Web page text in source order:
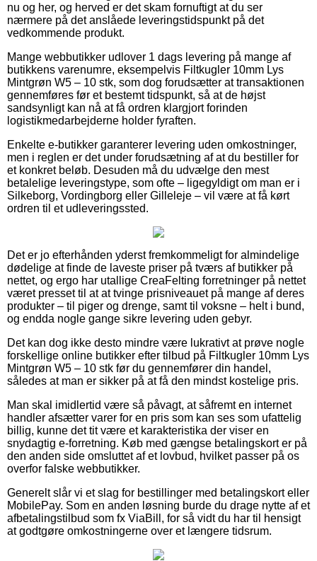
nu og her, og herved er det skam fornuftigt at du ser
nærmere på det anslåede leveringstidspunkt på det
vedkommende produkt.
Mange webbutikker udlover 1 dags levering på mange af
butikkens varenumre, eksempelvis Filtkugler 10mm Lys
Mintgrøn W5 – 10 stk, som dog forudsætter at transaktionen
gennemføres før et bestemt tidspunkt, så at de højst
sandsynligt kan nå at få ordren klargjort forinden
logistikmedarbejderne holder fyraften.
Enkelte e-butikker garanterer levering uden omkostninger,
men i reglen er det under forudsætning af at du bestiller for
et konkret beløb. Desuden må du udvælge den mest
betalelige leveringstype, som ofte – ligegyldigt om man er i
Silkeborg, Vordingborg eller Gilleleje – vil være at få kørt
ordren til et udleveringssted.
Det er jo efterhånden yderst fremkommeligt for almindelige
dødelige at finde de laveste priser på tværs af butikker på
nettet, og ergo har utallige CreaFelting forretninger på nettet
været presset til at at tvinge prisniveauet på mange af deres
produkter – til piger og drenge, samt til voksne – helt i bund,
og endda nogle gange sikre levering uden gebyr.
Det kan dog ikke desto mindre være lukrativt at prøve nogle
forskellige online butikker efter tilbud på Filtkugler 10mm Lys
Mintgrøn W5 – 10 stk før du gennemfører din handel,
således at man er sikker på at få den mindst kostelige pris.
Man skal imidlertid være så påvagt, at såfremt en internet
handler afsætter varer for en pris som kan ses som ufattelig
billig, kunne det tit være et karakteristika der viser en
snydagtig e-forretning. Køb med gængse betalingskort er på
den anden side omsluttet af et lovbud, hvilket passer på os
overfor falske webbutikker.
Generelt slår vi et slag for bestillinger med betalingskort eller
MobilePay. Som en anden løsning burde du drage nytte af et
afbetalingstilbud som fx ViaBill, for så vidt du har til hensigt
at godtgøre omkostningerne over et længere tidsrum.